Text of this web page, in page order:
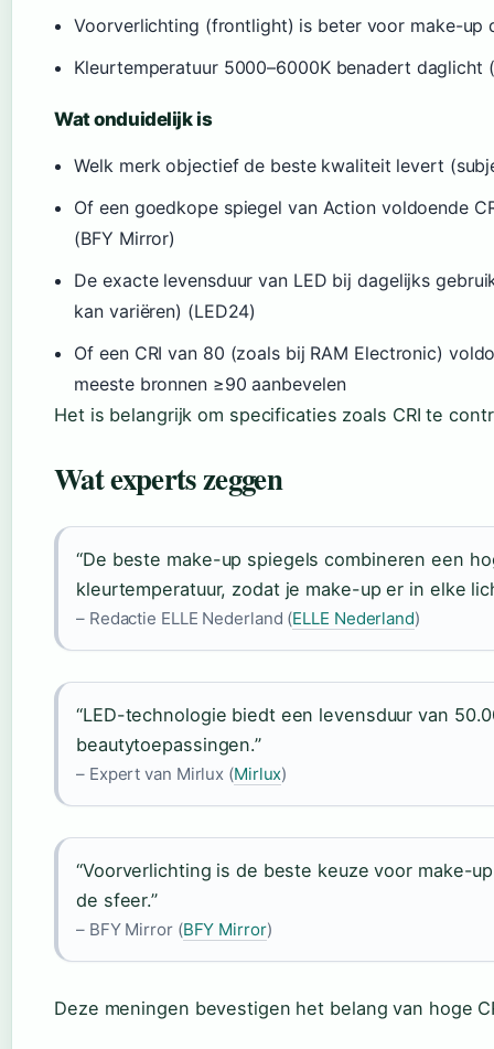
Voorverlichting (frontlight) is beter voor make-up
Kleurtemperatuur 5000–6000K benadert daglicht
Wat onduidelijk is
Welk merk objectief de beste kwaliteit levert
Of een goedkope spiegel van Action voldoende
(BFY Mirror)
De exacte levensduur van LED bij dagelijks
kan variëren) (LED24)
Of een CRI van 80 (zoals bij RAM Electronic)
meeste bronnen ≥90 aanbevelen
Het is belangrijk om specificaties zoals CRI te
Wat experts zeggen
“De beste make-up spiegels combineren een
kleurtemperatuur, zodat je make-up er in elke
– Redactie ELLE Nederland (ELLE Nederland)
“LED-technologie biedt een levensduur van
beautytoepassingen.”
– Expert van Mirlux (Mirlux)
“Voorverlichting is de beste keuze voor make-
de sfeer.”
– BFY Mirror (BFY Mirror)
Deze meningen bevestigen het belang van hoge